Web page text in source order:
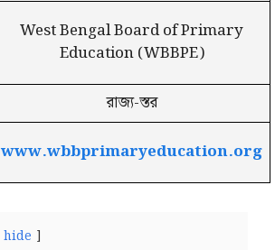
West Bengal Board of Primary
Education (WBBPE)
রাজ্য-স্তর
www.wbbprimaryeducation.org
hide